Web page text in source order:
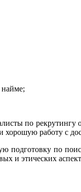
найме;
по рекрутингу
работу с
по
и этических